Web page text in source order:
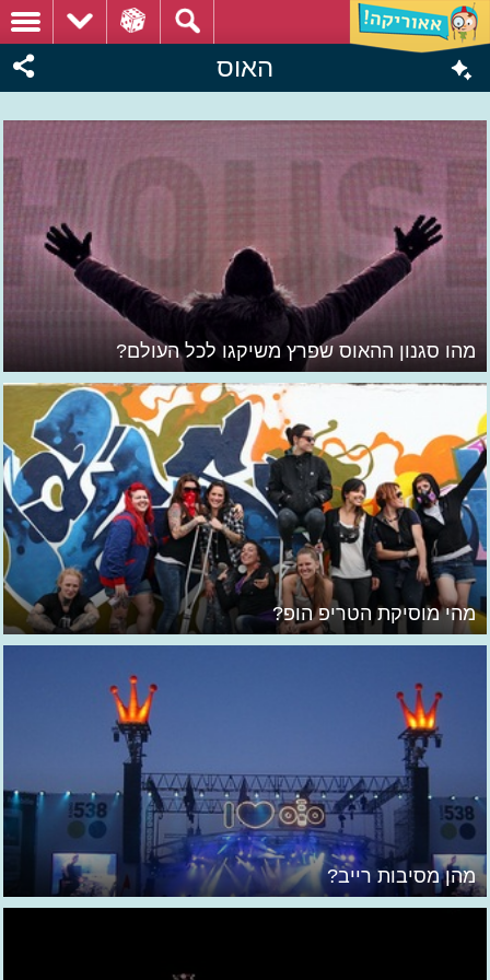
האוס
מהו סגנון ההאוס שפרץ משיקגו לכל העולם?
מהי מוסיקת הטריפ הופ?
מהן מסיבות רייב?